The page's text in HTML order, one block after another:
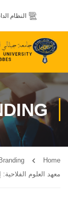
النظام
Home
معهد العلوم الفلاحية: